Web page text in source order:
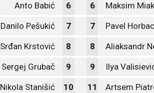
Anto Babić 6 6 Maksim
Danilo Pešukić 7 7 Pavel
Srđan Krstović 8 8 Aliaksandr
Sergej Grubač 9 9 Ilya
Nikola Stanišić 10 11 Artsem